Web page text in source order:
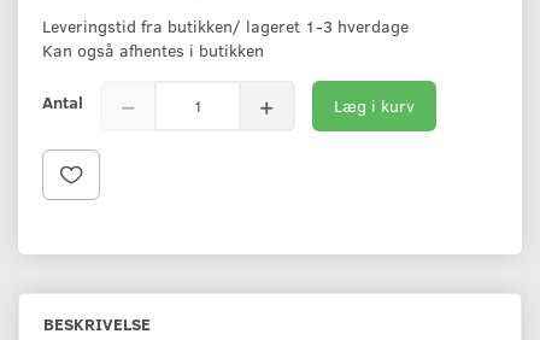
Leveringstid fra butikken/ lageret 1-3 hverdage
Kan også afhentes i butikken
Antal Læg i kurv
BESKRIVELSE